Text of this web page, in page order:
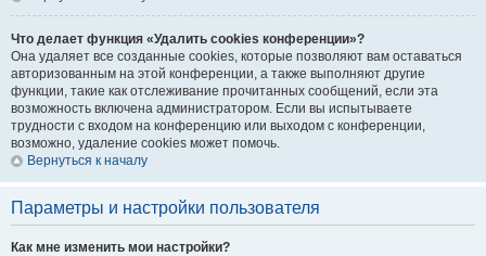
Что делает функция «Удалить cookies конференции»?
Она удаляет все созданные cookies, которые позволяют вам оставаться
авторизованным на этой конференции, а также выполняют другие
функции, такие как отслеживание прочитанных сообщений, если эта
возможность включена администратором. Если вы испытываете
трудности с входом на конференцию или выходом с конференции,
возможно, удаление cookies может помочь.
Вернуться к началу
Параметры и настройки пользователя
Как мне изменить мои настройки?